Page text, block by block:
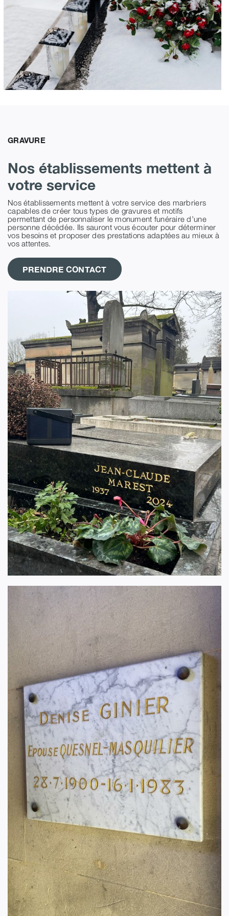
GRAVURE
Nos établissements mettent à
votre service
Nos établissements mettent à votre service des marbriers
capables de créer tous types de gravures et motifs
permettant de personnaliser le monument funéraire d’une
personne décédée. Ils sauront vous écouter pour déterminer
vos besoins et proposer des prestations adaptées au mieux à
vos attentes.
PRENDRE CONTACT